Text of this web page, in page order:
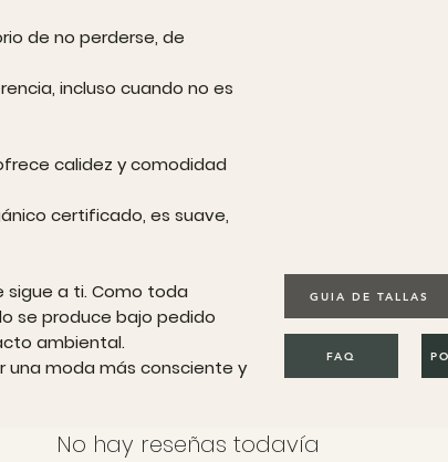
de no perderse, de
incluso cuando no es
calidez y comodidad
certificado, es suave,
sigue a ti. Como toda
se produce bajo pedido
ambiental.
una moda más consciente y
No hay reseñas todavía
GUIA DE TALLAS
FAQ